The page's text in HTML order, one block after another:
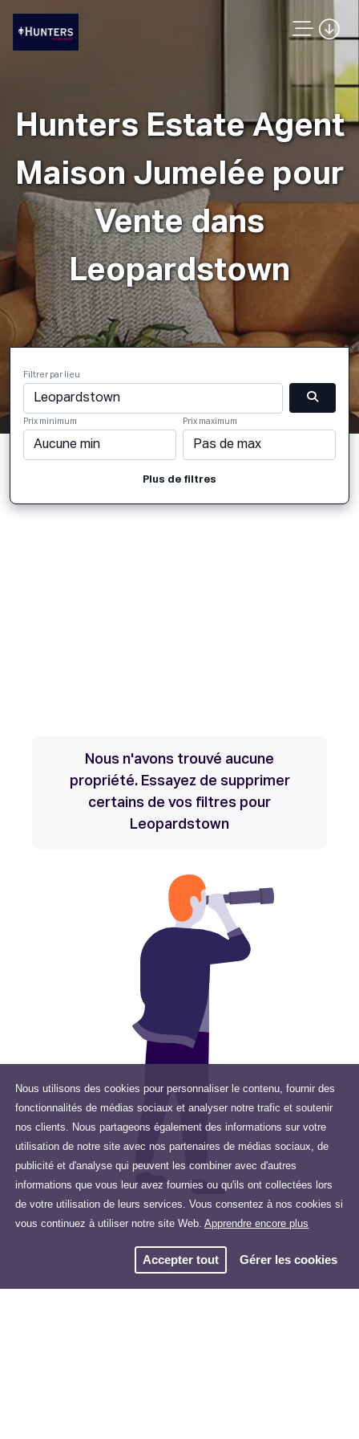
Nous utilisons des cookies pour personnaliser le contenu, fournir des
fonctionnalités de médias sociaux et analyser notre trafic et soutenir
nos clients. Nous partageons également des informations sur votre
utilisation de notre site avec nos partenaires de médias sociaux, de
publicité et d'analyse qui peuvent les combiner avec d'autres
informations que vous leur avez fournies ou qu'ils ont collectées lors
de votre utilisation de leurs services. Vous consentez à nos cookies si
vous continuez à utiliser notre site Web.Apprendre encore plus
Accepter tout Gérer les cookies
Hunters Estate Agent
Maison Jumelée pour
Vente dans
Leopardstown
Filtrer par lieu
Prix minimum Prix maximum
Plus de filtres
Nous n'avons trouvé aucune
propriété. Essayez de supprimer
certains de vos filtres pour
Leopardstown